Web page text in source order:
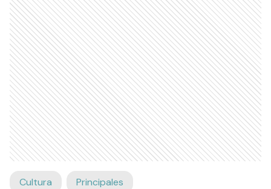
Cultura Principales